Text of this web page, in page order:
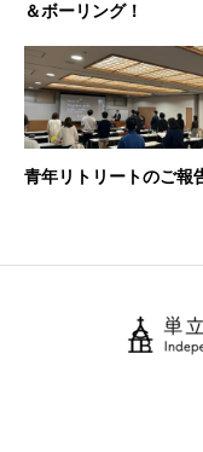
＆ボーリング！
青年リトリートのご報